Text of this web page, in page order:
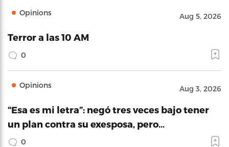
Opinions Aug 5, 2026
Terror a las 10 AM
0
Opinions Aug 3, 2026
“Esa es mi letra”: negó tres veces bajo tener
un plan contra su exesposa, pero…
0